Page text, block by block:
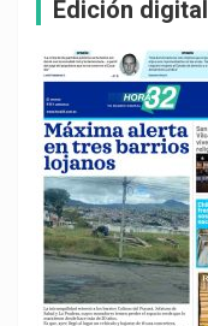
Edición digital